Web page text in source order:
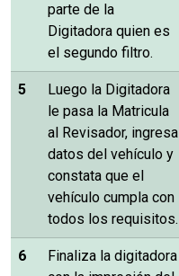
parte de la
Digitadora quien es
el segundo filtro.
5
Luego la Digitadora
le pasa la Matricula
al Revisador, ingresa
datos del vehículo y
constata que el
vehículo cumpla con
todos los requisitos.
6
Finaliza la digitadora